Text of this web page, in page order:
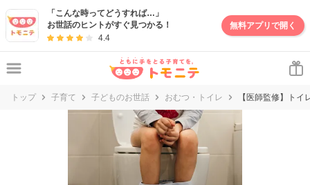
「こんな時ってどうすれば…」
お世話のヒントがすぐ見つかる！
4.4
無料アプリで開く
トップ 子育て 子どものお世話 おむつ・トイレ 【医師監修】ト
妊娠・出産・子育て情報サイト | トモニテ